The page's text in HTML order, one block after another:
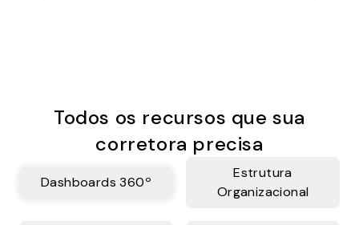
Todos os recursos que sua
corretora precisa
Dashboards 360º
Estrutura
Organizacional